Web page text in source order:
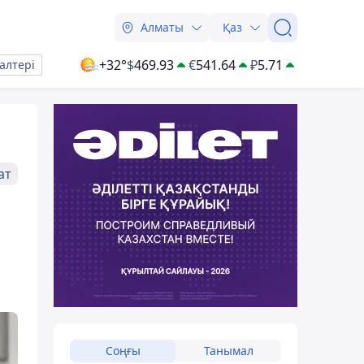
Алматы Қаз
+32°$469.93 €541.64 ₽5.71
Соңғы Танымал